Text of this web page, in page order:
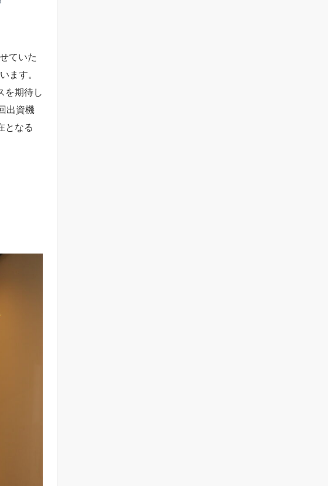
ていた
ます。
を期待し
出資機
となる